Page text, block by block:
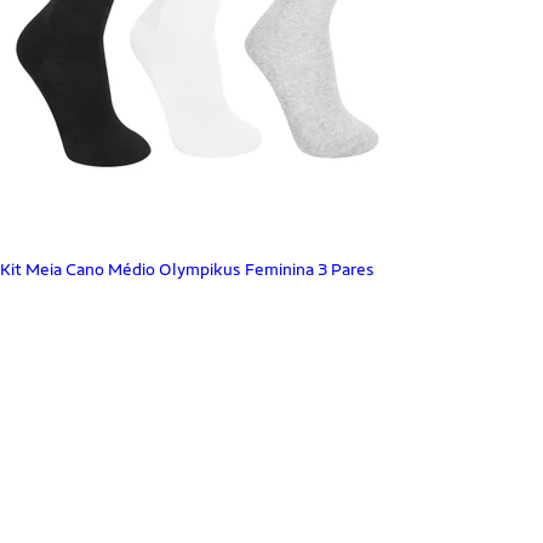
Kit Meia Cano Médio Olympikus Feminina 3 Pares